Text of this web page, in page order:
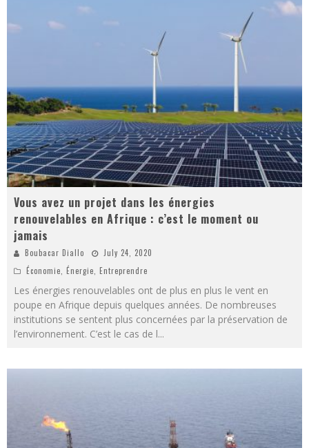
Vous avez un projet dans les énergies
renouvelables en Afrique : c’est le moment ou
jamais
Boubacar Diallo
July 24, 2020
Économie Énergie Entreprendre
Les énergies renouvelables ont de plus en plus le vent en
poupe en Afrique depuis quelques années. De nombreuses
institutions se sentent plus concernées par la préservation de
l’environnement. C’est le cas de l...